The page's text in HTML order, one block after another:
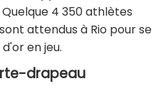
Quelque 4 350 athlètes
attendus à Rio pour se
en jeu.
drapeau